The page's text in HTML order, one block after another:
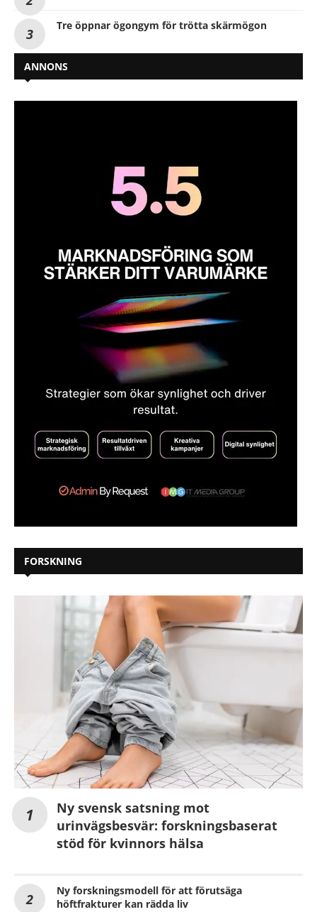
Tre öppnar ögongym för trötta skärmögon
ANNONS
FORSKNING
Ny svensk satsning mot
urinvägsbesvär: forskningsbaserat
stöd för kvinnors hälsa
Ny forskningsmodell för att förutsäga
höftfrakturer kan rädda liv